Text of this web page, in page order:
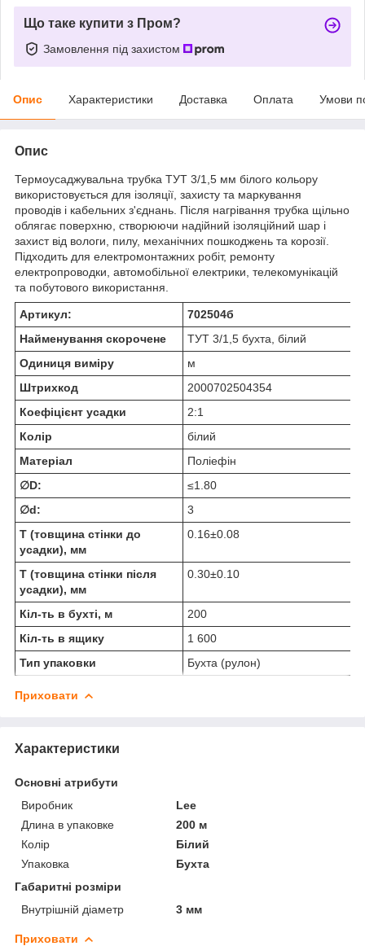
Що таке купити з Пром?
Замовлення під захистом
Опис Характеристики Доставка Оплата Умови
Опис
Термоусаджувальна трубка ТУТ 3/1,5 мм білого кольору
використовується для ізоляції, захисту та маркування
проводів і кабельних з'єднань. Після нагрівання трубка щільно
облягає поверхню, створюючи надійний ізоляційний шар і
захист від вологи, пилу, механічних пошкоджень та корозії.
Підходить для електромонтажних робіт, ремонту
електропроводки, автомобільної електрики, телекомунікацій
та побутового використання.
Артикул:
702504б
Найменування скорочене
ТУТ 3/1,5 бухта, білий
Одиниця виміру
м
Штрихкод
2000702504354
Коефіцієнт усадки
2:1
Колір
білий
Матеріал
Поліефін
∅D:
≤1.80
∅d:
3
T (товщина стінки до
усадки), мм
0.16±0.08
T (товщина стінки після
усадки), мм
0.30±0.10
Кіл-ть в бухті, м
200
Кіл-ть в ящику
1 600
Тип упаковки
Бухта (рулон)
Приховати
Характеристики
Основні атрибути
Виробник
Lee
Длина в упаковке
200 м
Колір
Білий
Упаковка
Бухта
Габаритні розміри
Внутрішній діаметр
3 мм
Приховати